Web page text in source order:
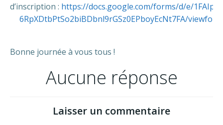
d’inscription : https://docs.google.com/forms/d/e/
6RpXDtbPtSo2biBDbnl9rGSz0EPboyEcNt7FA/
Bonne journée à vous tous !
Aucune réponse
Laisser un commentaire